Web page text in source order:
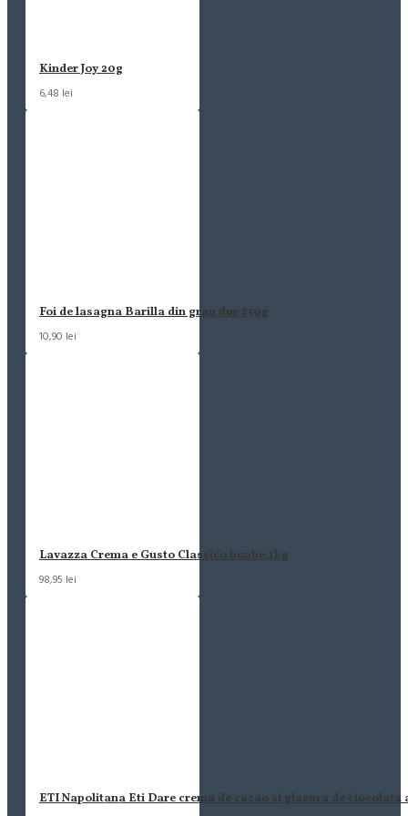
Kinder Joy 20g
6,48 lei
Foi de lasagna Barilla din grau dur 250g
10,90 lei
Lavazza Crema e Gusto Classico boabe,1kg
98,95 lei
ETI Napolitana Eti Dare crema de cacao si glazura de ciocolata